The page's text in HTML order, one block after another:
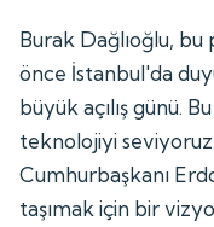
Burak Dağlıoğlu, bu
önce İstanbul'da
büyük açılış günü.
teknolojiyi
Cumhurbaşkanı
taşımak için bir